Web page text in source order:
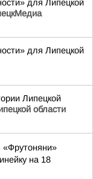
для Липецкой
для Липецкой
Липецкой
области
«Фрутоняни»
на 18